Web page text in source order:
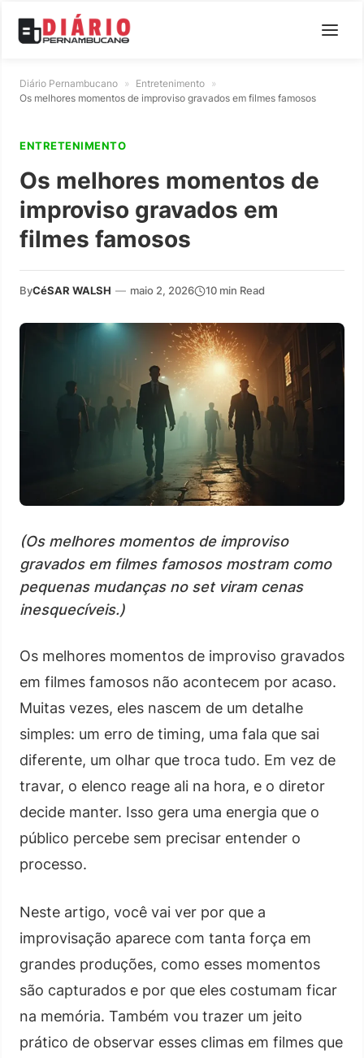
Diário Pernambucano » Entretenimento »
Os melhores momentos de improviso gravados em filmes famosos
ENTRETENIMENTO
Os melhores momentos de
improviso gravados em
filmes famosos
ByCéSAR WALSH — maio 2, 2026 10 min Read
(Os melhores momentos de improviso
gravados em filmes famosos mostram como
pequenas mudanças no set viram cenas
inesquecíveis.)
Os melhores momentos de improviso gravados
em filmes famosos não acontecem por acaso.
Muitas vezes, eles nascem de um detalhe
simples: um erro de timing, uma fala que sai
diferente, um olhar que troca tudo. Em vez de
travar, o elenco reage ali na hora, e o diretor
decide manter. Isso gera uma energia que o
público percebe sem precisar entender o
processo.
Neste artigo, você vai ver por que a
improvisação aparece com tanta força em
grandes produções, como esses momentos
são capturados e por que eles costumam ficar
na memória. Também vou trazer um jeito
prático de observar esses climas em filmes que